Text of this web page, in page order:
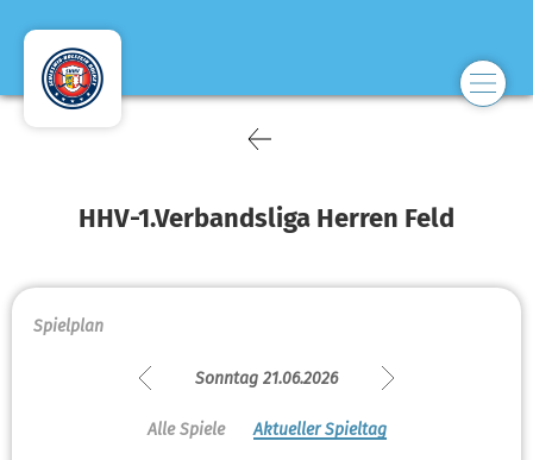
HHV-1.Verbandsliga Herren Feld
Spielplan
Sonntag 21.06.2026
Alle Spiele Aktueller Spieltag